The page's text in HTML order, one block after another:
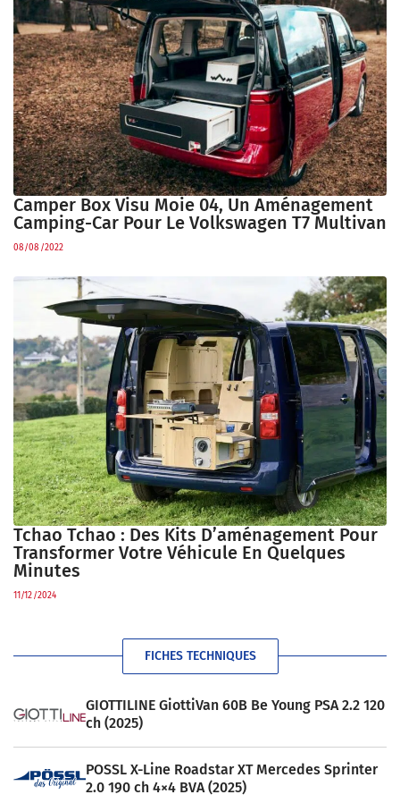
Camper Box Visu Moie 04, Un Aménagement
Camping-Car Pour Le Volkswagen T7 Multivan
08/08/2022
Tchao Tchao : Des Kits D’aménagement Pour
Transformer Votre Véhicule En Quelques
Minutes
11/12/2024
FICHES TECHNIQUES
GIOTTILINE GiottiVan 60B Be Young PSA 2.2 120
ch (2025)
POSSL X-Line Roadstar XT Mercedes Sprinter
2.0 190 ch 4×4 BVA (2025)